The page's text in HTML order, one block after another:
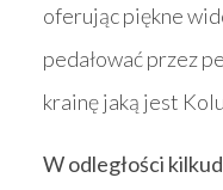
oferując piękne
pedałować przez
krainę jaką jest
W odległości